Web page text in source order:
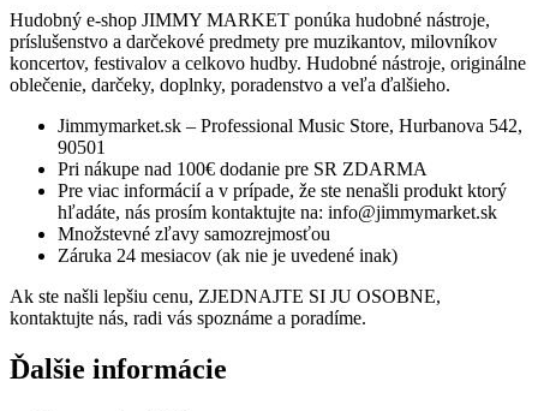
Hudobný e-shop JIMMY MARKET ponúka hudobné nástroje,
príslušenstvo a darčekové predmety pre muzikantov, milovníkov
koncertov, festivalov a celkovo hudby. Hudobné nástroje, originálne
oblečenie, darčeky, doplnky, poradenstvo a veľa ďalšieho.
Jimmymarket.sk – Professional Music Store, Hurbanova 542,
90501
Pri nákupe nad 100€ dodanie pre SR ZDARMA
Pre viac informácií a v prípade, že ste nenašli produkt ktorý
hľadáte, nás prosím kontaktujte na: info@jimmymarket.sk
Množstevné zľavy samozrejmosťou
Záruka 24 mesiacov (ak nie je uvedené inak)
Ak ste našli lepšiu cenu, ZJEDNAJTE SI JU OSOBNE,
kontaktujte nás, radi vás spoznáme a poradíme.
Ďalšie informácie